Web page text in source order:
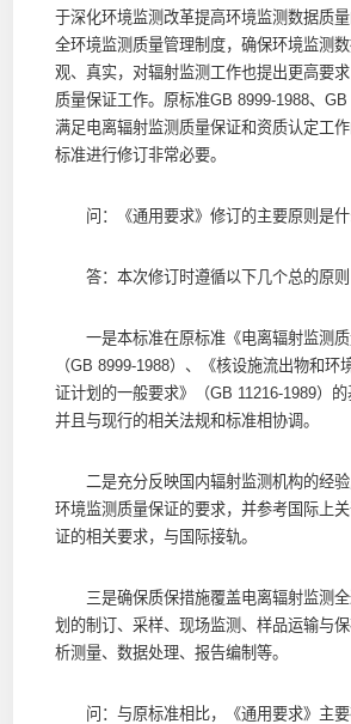
于深化环境监测改革提高环境监测数据质
全环境监测质量管理制度，确保环境监测
观、真实，对辐射监测工作也提出更高要
质量保证工作。原标准GB 8999-1988、
满足电离辐射监测质量保证和资质认定工
标准进行修订非常必要。
问：《通用要求》修订的主要原则是什
答：本次修订时遵循以下几个总的原则
一是本标准在原标准《电离辐射监测质
（GB 8999-1988）、《核设施流出物和环
证计划的一般要求》（GB 11216-1989）的
并且与现行的相关法规和标准相协调。
二是充分反映国内辐射监测机构的经验
环境监测质量保证的要求，并参考国际上
证的相关要求，与国际接轨。
三是确保质保措施覆盖电离辐射监测全
划的制订、采样、现场监测、样品运输与
析测量、数据处理、报告编制等。
问：与原标准相比，《通用要求》主要